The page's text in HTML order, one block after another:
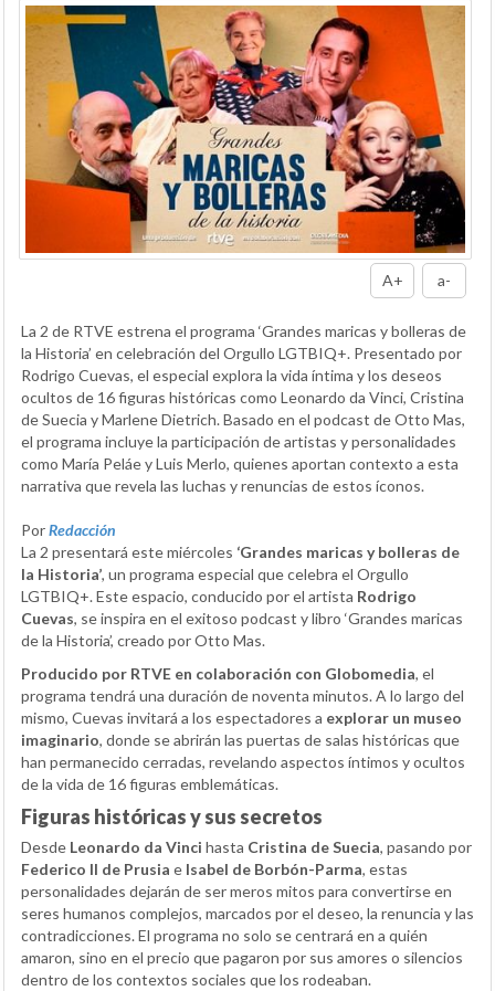
A+ a-
La 2 de RTVE estrena el programa ‘Grandes maricas y bolleras de
la Historia’ en celebración del Orgullo LGTBIQ+. Presentado por
Rodrigo Cuevas, el especial explora la vida íntima y los deseos
ocultos de 16 figuras históricas como Leonardo da Vinci, Cristina
de Suecia y Marlene Dietrich. Basado en el podcast de Otto Mas,
el programa incluye la participación de artistas y personalidades
como María Peláe y Luis Merlo, quienes aportan contexto a esta
narrativa que revela las luchas y renuncias de estos íconos.
PorRedacción
La 2 presentará este miércoles ‘Grandes maricas y bolleras de
la Historia’, un programa especial que celebra el Orgullo
LGTBIQ+. Este espacio, conducido por el artista Rodrigo
Cuevas, se inspira en el exitoso podcast y libro ‘Grandes maricas
de la Historia’, creado por Otto Mas.
Producido por RTVE en colaboración con Globomedia, el
programa tendrá una duración de noventa minutos. A lo largo del
mismo, Cuevas invitará a los espectadores a explorar un museo
imaginario, donde se abrirán las puertas de salas históricas que
han permanecido cerradas, revelando aspectos íntimos y ocultos
de la vida de 16 figuras emblemáticas.
Figuras históricas y sus secretos
Desde Leonardo da Vinci hasta Cristina de Suecia, pasando por
Federico II de Prusia e Isabel de Borbón-Parma, estas
personalidades dejarán de ser meros mitos para convertirse en
seres humanos complejos, marcados por el deseo, la renuncia y las
contradicciones. El programa no solo se centrará en a quién
amaron, sino en el precio que pagaron por sus amores o silencios
dentro de los contextos sociales que los rodeaban.